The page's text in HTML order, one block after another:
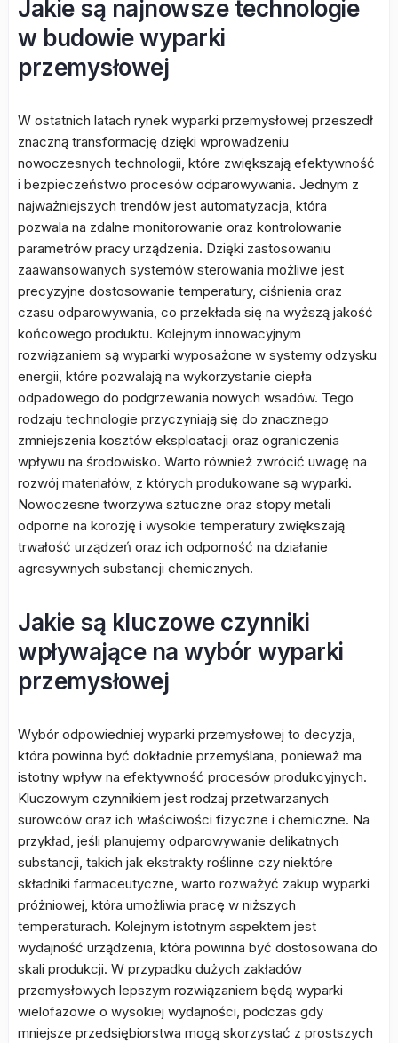
Jakie są najnowsze technologie
w budowie wyparki
przemysłowej
W ostatnich latach rynek wyparki przemysłowej przeszedł
znaczną transformację dzięki wprowadzeniu
nowoczesnych technologii, które zwiększają efektywność
i bezpieczeństwo procesów odparowywania. Jednym z
najważniejszych trendów jest automatyzacja, która
pozwala na zdalne monitorowanie oraz kontrolowanie
parametrów pracy urządzenia. Dzięki zastosowaniu
zaawansowanych systemów sterowania możliwe jest
precyzyjne dostosowanie temperatury, ciśnienia oraz
czasu odparowywania, co przekłada się na wyższą jakość
końcowego produktu. Kolejnym innowacyjnym
rozwiązaniem są wyparki wyposażone w systemy odzysku
energii, które pozwalają na wykorzystanie ciepła
odpadowego do podgrzewania nowych wsadów. Tego
rodzaju technologie przyczyniają się do znacznego
zmniejszenia kosztów eksploatacji oraz ograniczenia
wpływu na środowisko. Warto również zwrócić uwagę na
rozwój materiałów, z których produkowane są wyparki.
Nowoczesne tworzywa sztuczne oraz stopy metali
odporne na korozję i wysokie temperatury zwiększają
trwałość urządzeń oraz ich odporność na działanie
agresywnych substancji chemicznych.
Jakie są kluczowe czynniki
wpływające na wybór wyparki
przemysłowej
Wybór odpowiedniej wyparki przemysłowej to decyzja,
która powinna być dokładnie przemyślana, ponieważ ma
istotny wpływ na efektywność procesów produkcyjnych.
Kluczowym czynnikiem jest rodzaj przetwarzanych
surowców oraz ich właściwości fizyczne i chemiczne. Na
przykład, jeśli planujemy odparowywanie delikatnych
substancji, takich jak ekstrakty roślinne czy niektóre
składniki farmaceutyczne, warto rozważyć zakup wyparki
próżniowej, która umożliwia pracę w niższych
temperaturach. Kolejnym istotnym aspektem jest
wydajność urządzenia, która powinna być dostosowana do
skali produkcji. W przypadku dużych zakładów
przemysłowych lepszym rozwiązaniem będą wyparki
wielofazowe o wysokiej wydajności, podczas gdy
mniejsze przedsiębiorstwa mogą skorzystać z prostszych